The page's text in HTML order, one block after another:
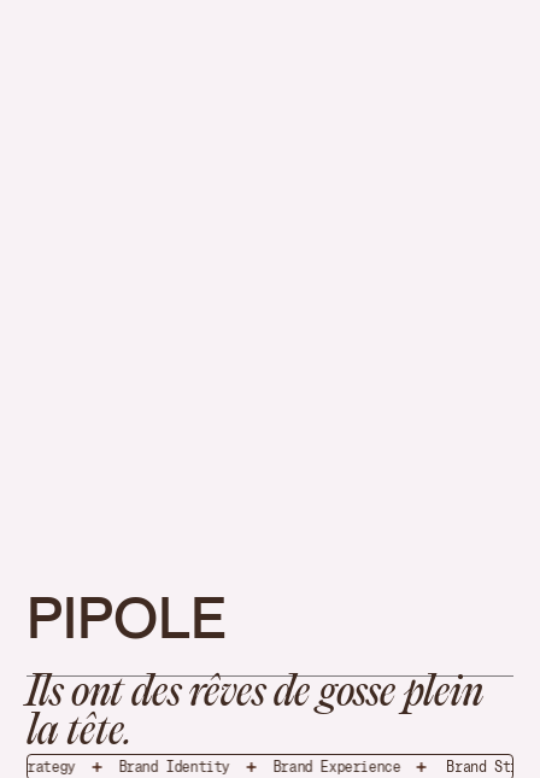
PIPOLE
Ils ont des rêves de gosse plein
la tête.
Brand Identity Brand Experience Brand Strategy